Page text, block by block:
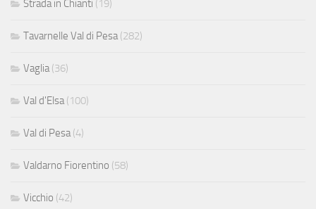
Strada in Chianti (19)
Tavarnelle Val di Pesa(282)
Vaglia(36)
Val d'Elsa(100)
Val di Pesa(4)
Valdarno Fiorentino (58)
Vicchio (42)